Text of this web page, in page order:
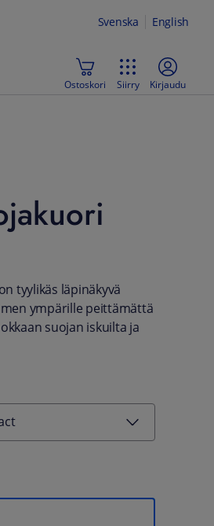
Svenska English
Ostoskori Siirry Kirjaudu
tyylikäs läpinäkyvä
ympärille peittämättä
suojan iskuilta ja